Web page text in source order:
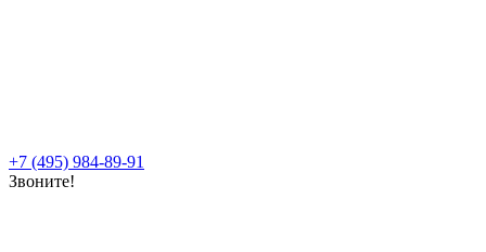
+7 (495) 984-89-91
Звоните!